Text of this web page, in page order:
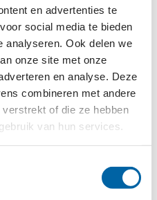
en advertenties te
social media te bieden
analyseren. Ook delen we
onze site met onze
en analyse. Deze
combineren met andere
of die ze hebben
van hun services.
meest gewaardeerde
steunen. Geven via de
eenvoudig. Contant geld
maar mensen
geld in huis. Daarom
doelen naast de
de mogelijkheid om via
is net zo makkelijk,
goede doelen. Als
in een bepaalde week